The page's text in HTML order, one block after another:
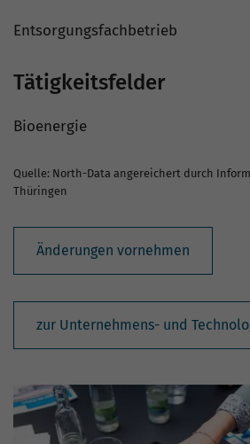
Entsorgungsfachbetrieb
Tätigkeitsfelder
Bioenergie
Quelle: North-Data angereichert durch
Thüringen
Änderungen vornehmen
zur Unternehmens- und